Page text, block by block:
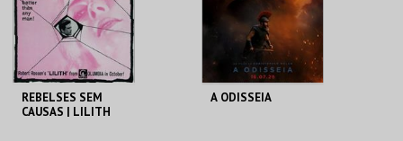
COMPRAR COMPRAR
REBELSES SEM
CAUSAS | LILITH
A ODISSEIA